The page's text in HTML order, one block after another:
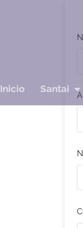
Inicio Santai